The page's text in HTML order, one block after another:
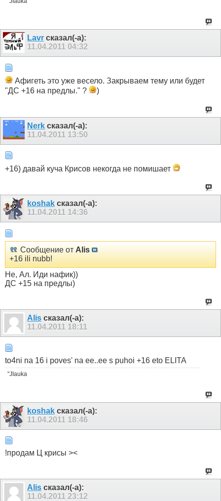
Lavr сказал(-а):
11.04.2011 04:32
Афигеть это уже весело. Закрываем тему или будет
"ДС +16 на предлы." ?
)
Nerk сказал(-а):
11.04.2011 13:50
+16) давай куча Крисов некогда не помишает
koshak сказал(-а):
11.04.2011 14:36
Сообщение от Alis
+16 ili nubb!
Не, Ал. Иди нафик))
ДС +15 на предлы)
Alis сказал(-а):
11.04.2011 18:11
to4ni na 16 i poves' na ee..ee s puhoi +16 eto ELITA
"JIauka
koshak сказал(-а):
11.04.2011 18:46
!продам Ц крисы ><
Alis сказал(-а):
11.04.2011 23:12